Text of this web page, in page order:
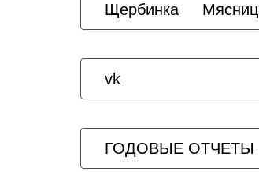
Щербинка
vk
ГОДОВЫЕ ОТЧЕТЫ